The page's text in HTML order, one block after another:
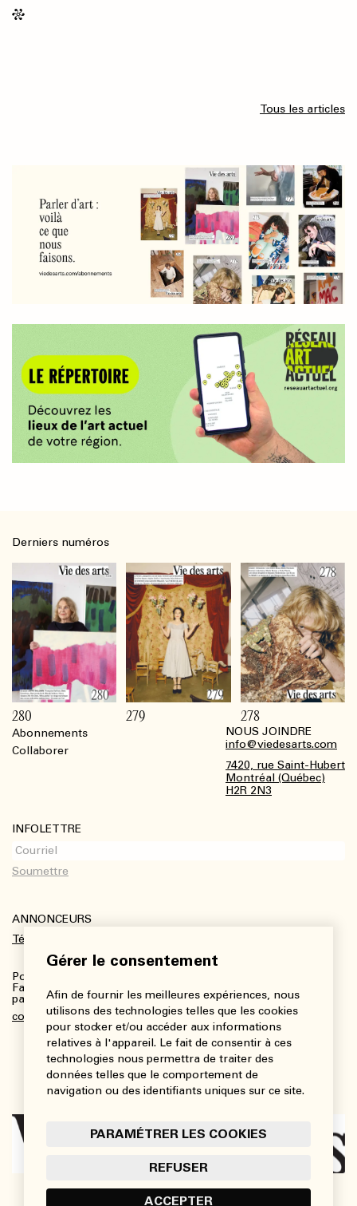
Gérer le consentement
Afin de fournir les meilleures expériences, nous
utilisons des technologies telles que les cookies
pour stocker et/ou accéder aux informations
relatives à l'appareil. Le fait de consentir à ces
technologies nous permettra de traiter des
données telles que le comportement de
navigation ou des identifiants uniques sur ce site.
PARAMÉTRER LES COOKIES
REFUSER
ACCEPTER
Tous les articles
Abonnements
Collaborer
NOUS JOINDRE
info@viedesarts.com
7420, rue Saint-Hubert
Montréal (Québec)
H2R 2N3
INFOLETTRE
ANNONCEURS
Télécharger le kit média
Pour plus de renseignements :
Fanny Charbonneau, Responsable des communications,
partenariats et publicités
communications@viedesarts.com
Derniers numéros
280 279 278